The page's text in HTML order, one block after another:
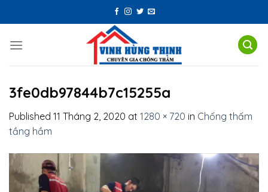
to
3fe0db97844b7c15255a
Published 11 Tháng 2, 2020 at 1280 × 720 in Chống thấm
tầng hầm